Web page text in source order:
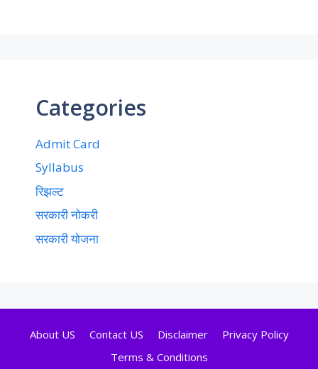
Categories
Admit Card
Syllabus
रिझल्ट
सरकारी नोकरी
सरकारी योजना
About US Contact US Disclaimer
Privacy Policy
Terms & Conditions